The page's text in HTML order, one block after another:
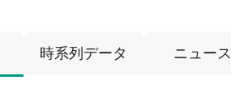
時系列データ ニュース